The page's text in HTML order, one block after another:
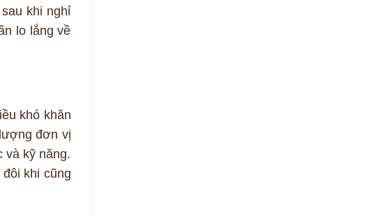
khi nghỉ
lo lắng về
khó khăn
đơn vị
và kỹ năng.
khi cũng